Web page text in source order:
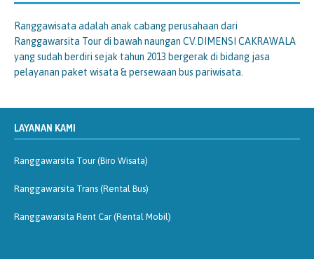
Ranggawisata adalah anak cabang perusahaan dari
Ranggawarsita Tour di bawah naungan CV.DIMENSI CAKRAWALA
yang sudah berdiri sejak tahun 2013 bergerak di bidang jasa
pelayanan paket wisata & persewaan bus pariwisata.
LAYANAN KAMI
Ranggawarsita Tour (Biro Wisata)
Ranggawarsita Trans (Rental Bus)
Ranggawarsita Rent Car (Rental Mobil)